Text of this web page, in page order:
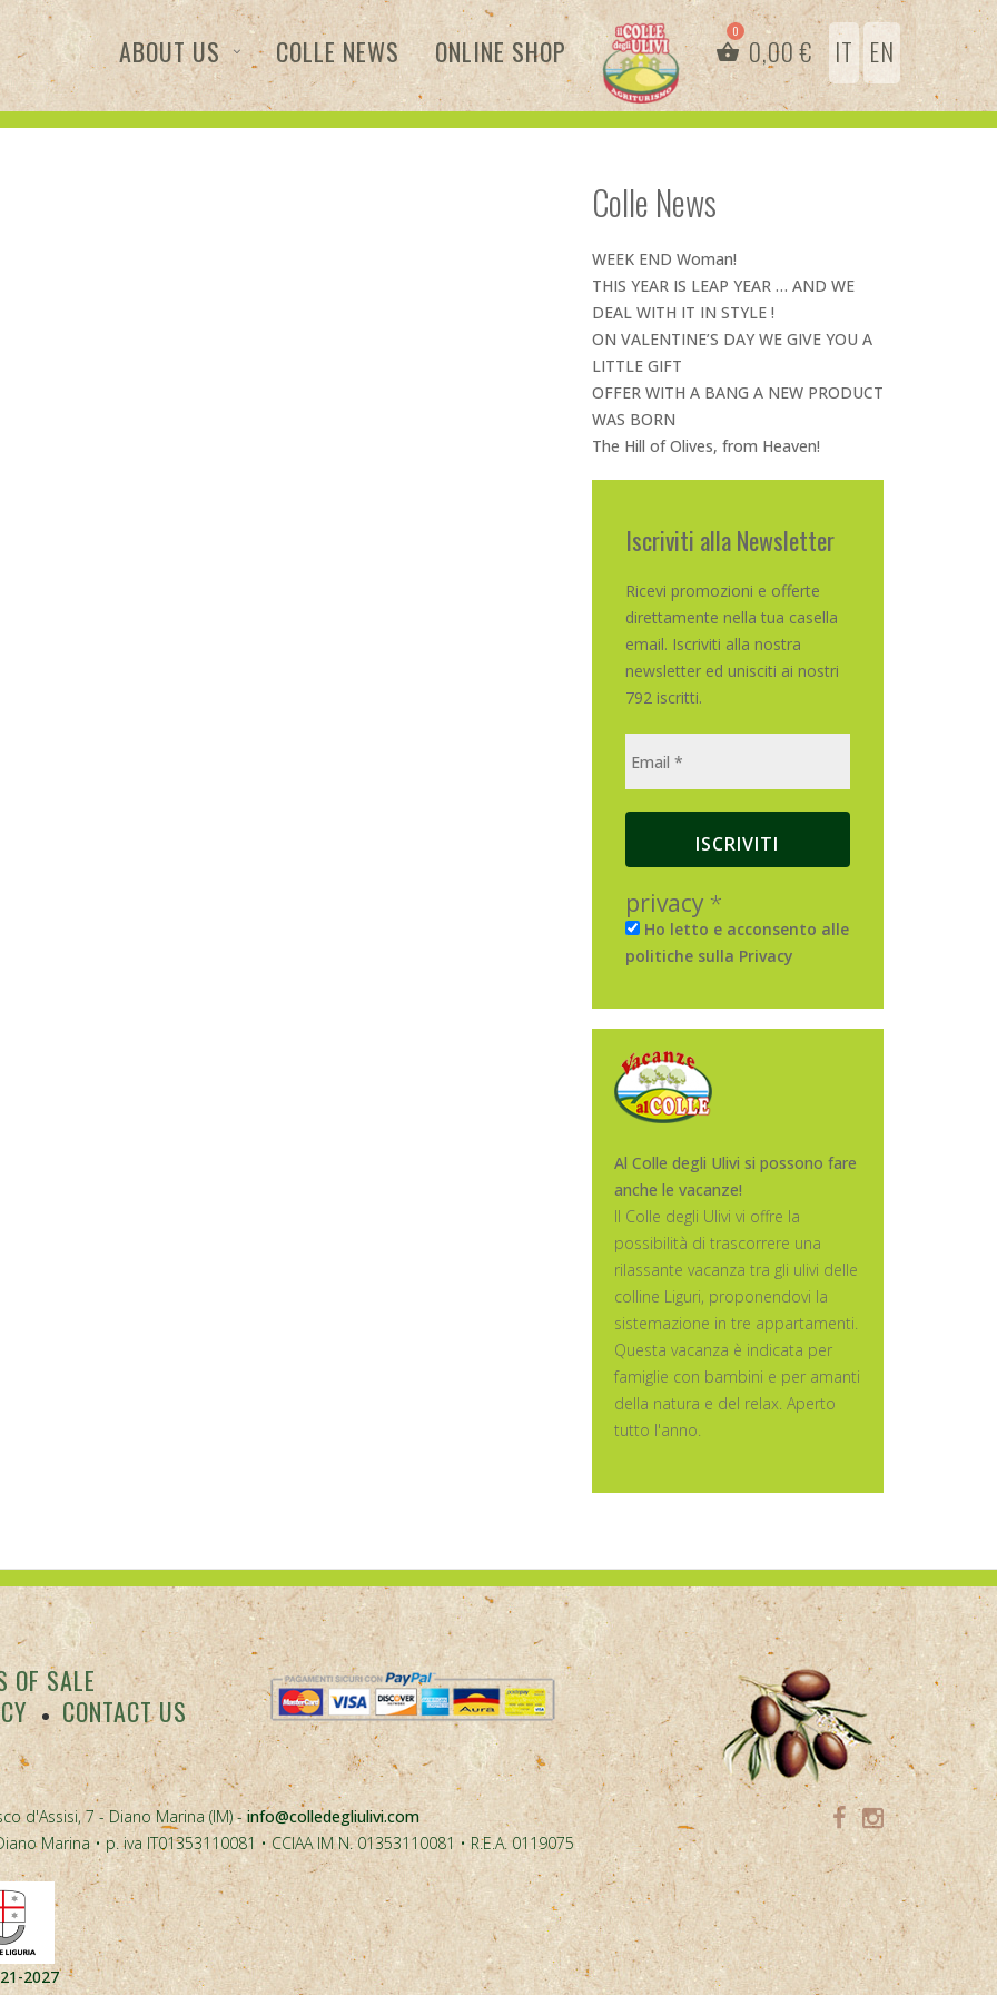
ABOUT US COLLE NEWS ONLINE SHOP 0,00€ IT EN
Colle News
WEEK END Woman!
THIS YEAR IS LEAP YEAR … AND WE
DEAL WITH IT IN STYLE !
ON VALENTINE’S DAY WE GIVE YOU A
LITTLE GIFT
OFFER WITH A BANG A NEW PRODUCT
WAS BORN
The Hill of Olives, from Heaven!
Iscriviti alla Newsletter
Ricevi promozioni e offerte
direttamente nella tua casella
email. Iscriviti alla nostra
newsletter ed unisciti ai nostri
792 iscritti.
privacy *
Ho letto e acconsento alle
politiche sulla Privacy
Al Colle degli Ulivi si possono fare
anche le vacanze!
Il Colle degli Ulivi vi offre la
possibilità di trascorrere una
rilassante vacanza tra gli ulivi delle
colline Liguri, proponendovi la
sistemazione in tre appartamenti.
Questa vacanza è indicata per
famiglie con bambini e per amanti
della natura e del relax. Aperto
tutto l'anno.
OF SALE
CONTACT US
d'Assisi, 7 - Diano Marina (IM) -info@colledegliulivi.com
Marina • p. iva IT01353110081 • CCIAA IM N. 01353110081 • R.E.A. 0119075
2027